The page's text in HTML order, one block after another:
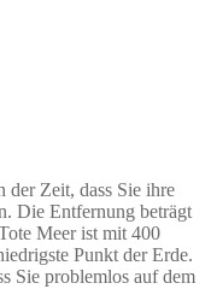
der Zeit, dass Sie ihre
Die Entfernung beträgt
Meer ist mit 400
Punkt der Erde.
Sie problemlos auf dem